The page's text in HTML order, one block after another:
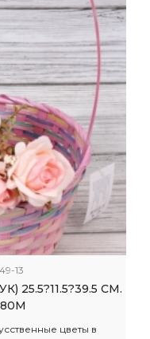
13
СМ.
цветы в